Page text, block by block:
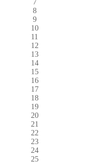
8
9
10
11
12
13
14
15
16
17
18
19
20
21
22
23
24
25